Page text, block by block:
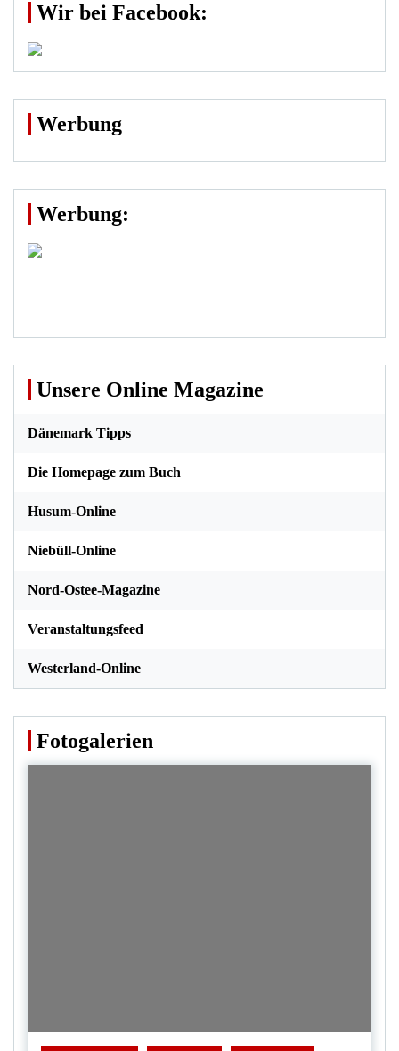
Wir bei Facebook:
Werbung
Werbung:
Unsere Online Magazine
Dänemark Tipps
Die Homepage zum Buch
Husum-Online
Niebüll-Online
Nord-Ostee-Magazine
Veranstaltungsfeed
Westerland-Online
Fotogalerien